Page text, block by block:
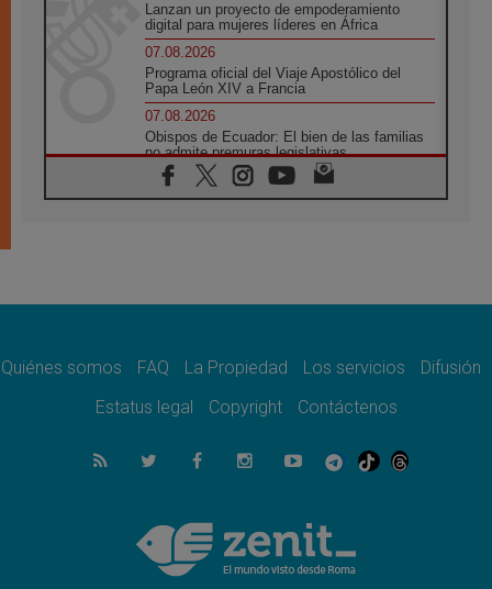
Lanzan un proyecto de empoderamiento
digital para mujeres líderes en África
07.08.2026
Programa oficial del Viaje Apostólico del
Papa León XIV a Francia
07.08.2026
Obispos de Ecuador: El bien de las familias
no admite premuras legislativas
06.08.2026
Cardenal Parolin: La paz comienza con la
06.08.2026
06.08.2026
«Hoy nos sentimos Iglesia»
Líbano: Reanudan los coloquios en Roma en
medio de tensiones y ataques en el sur del
Hiroshima y Nagasaki, 81 años después.
Comienzan "Diez Días Oración por la Paz"
Quiénes somos FAQ La Propiedad Los servicios
Difusión
Estatus legal
Copyright Contáctenos